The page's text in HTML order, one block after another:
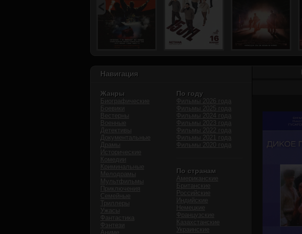
Навигация
Жанры
Биографические
Боевики
Вестерны
Военные
Детективы
Документальные
Драмы
Исторические
Комедии
Криминальные
Мелодрамы
Мультфильмы
Приключения
Семейные
Триллеры
Ужасы
Фантастика
Фэнтези
Аниме
По году
Фильмы 2026 года
Фильмы 2025 года
Фильмы 2024 года
Фильмы 2023 года
Фильмы 2022 года
Фильмы 2021 года
Фильмы 2020 года
По странам
Американские
Британские
Российские
Индийские
Немецкие
Французские
Казахстанские
Украинские